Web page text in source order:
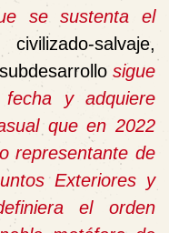
se sustenta el
civilizado-salvaje,
sigue
y adquiere
que en 2022
representante de
Exteriores y
el orden